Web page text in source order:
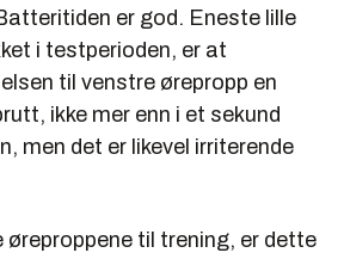
er god. Eneste lille
i testperioden, er at
til venstre ørepropp en
ikke mer enn i et sekund
men det er likevel irriterende
øreproppene til trening, er dette